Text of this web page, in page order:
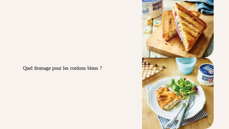
Quel fromage pour les cordons bleus ?